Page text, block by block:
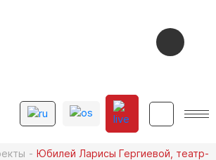
СЕРДЦА
Юбилей Ларисы Гергиевой, театр-